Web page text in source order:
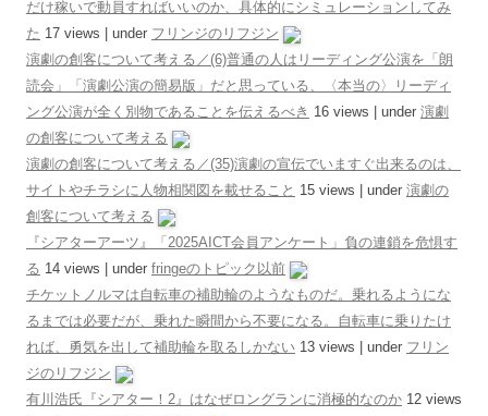
だけ稼いで動員すればいいのか、具体的にシミュレーションしてみ
た 17 views under フリンジのリフジン
演劇の創客について考える／(6)普通の人はリーディング公演を「朗
読会」「演劇公演の簡易版」だと思っている、〈本当の〉リーディ
ング公演が全く別物であることを伝えるべき 16 views under 演劇
の創客について考える
演劇の創客について考える／(35)演劇の宣伝でいますぐ出来るのは、
サイトやチラシに人物相関図を載せること 15 views under 演劇の
創客について考える
『シアターアーツ』「2025AICT会員アンケート」負の連鎖を危惧す
る 14 views under fringeのトピック以前
チケットノルマは自転車の補助輪のようなものだ。乗れるようにな
るまでは必要だが、乗れた瞬間から不要になる。自転車に乗りたけ
れば、勇気を出して補助輪を取るしかない 13 views under フリン
ジのリフジン
有川浩氏『シアター！2』はなぜロングランに消極的なのか 12 views